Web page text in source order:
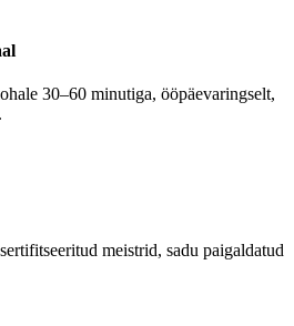
30–60 minutiga, ööpäevaringselt,
meistrid, sadu paigaldatud